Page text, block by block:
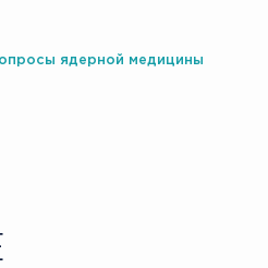
ядерной медицины